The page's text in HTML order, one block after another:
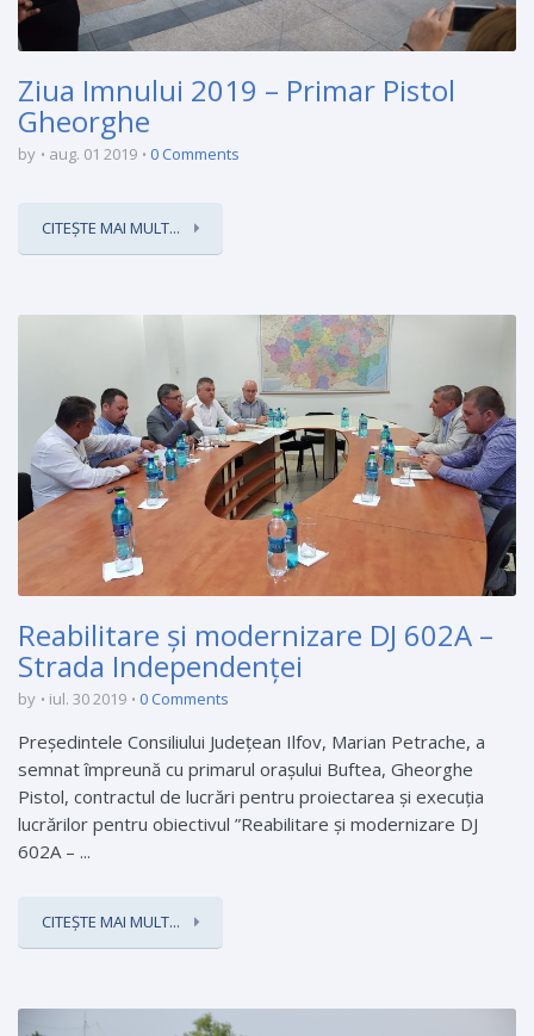
Ziua Imnului 2019 – Primar Pistol
Gheorghe
by aug. 01 2019 0 Comments
CITEȘTE MAI MULT...
Reabilitare și modernizare DJ 602A –
Strada Independenței
by iul. 30 2019 0 Comments
Președintele Consiliului Județean Ilfov, Marian Petrache, a
semnat împreună cu primarul orașului Buftea, Gheorghe
Pistol, contractul de lucrări pentru proiectarea și execuția
lucrărilor pentru obiectivul ”Reabilitare și modernizare DJ
602A – ...
CITEȘTE MAI MULT...